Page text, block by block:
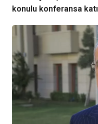
konulu konferansa